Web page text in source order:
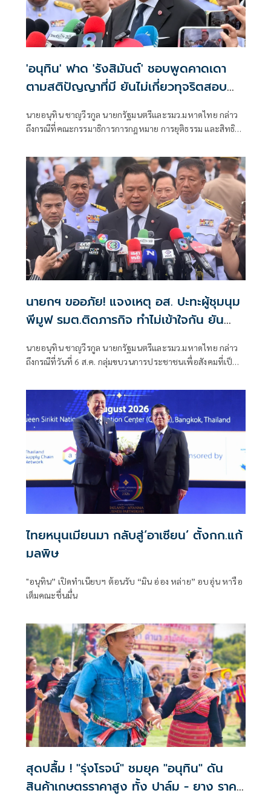
'อนุทิน' ฟาด 'รังสิมันต์' ชอบพูดคาดเดา
ตามสติปัญญาที่มี ยันไม่เกี่ยวทุจริตสอบ
นายอนุทิน ชาญวีรกูล นายกรัฐมนตรีและรมว.มหาดไทย กล่าว
ถึงกรณีที่คณะกรรมาธิการการกฎหมาย การยุติธรรม และสิทธิ
กรรมาธิการ มีการอ้างชื่อนายกรัฐมนตรี เข้าไปเกี่ยวข้องกับการ
ทุจริตสอบท้องถิ่น
นายกฯ ขออภัย! แจงเหตุ อส. ปะทะผู้ชุมนุม
พีมูฟ รมต.ติดภารกิจ ทำไม่เข้าใจกัน ยัน
นายอนุทิน ชาญวีรกูล นายกรัฐมนตรีและรมว.มหาดไทย กล่าว
ถึงกรณีที่วันที่ 6 ส.ค. กลุ่มขบวนการประชาชนเพื่อสังคมที่เป็น
การกำชับเพื่อไม่ให้เกิดการบานปลายอย่างไรหรือไม่ ว่า เมื่อวัน
ไทยหนุนเมียนมา กลับสู่‘อาเซียน’ ตั้งกก.แก้
มลพิษ
"อนุทิน” เปิดทำเนียบฯ ต้อนรับ “มิน อ่อง หล่าย” อบอุ่น หารือ
เต็มคณะชื่นมื่น
สุดปลื้ม ! "รุ่งโรจน์" ชมยุค "อนุทิน" ดัน
สินค้าเกษตรราคาสูง ทั้ง ปาล์ม - ยาง ราคา